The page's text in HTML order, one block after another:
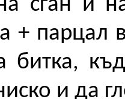
сган и
+ парцал
битка,
и да